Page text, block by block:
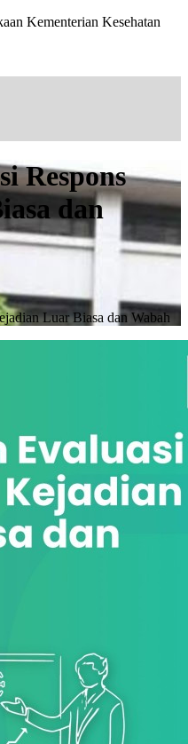
Kementerian Kesehatan
Respons
dan
Luar Biasa dan Wabah